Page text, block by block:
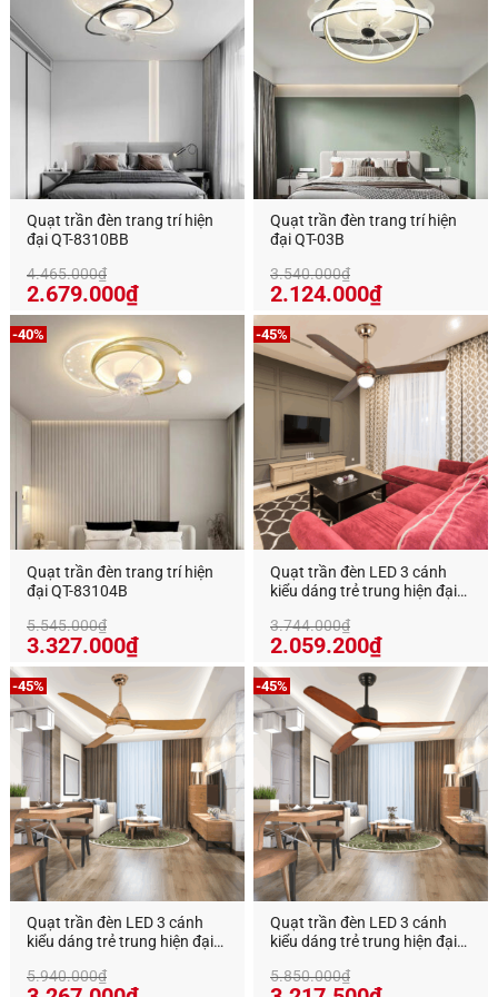
Quạt trần đèn trang trí hiện
đại QT-8310BB
4.465.000₫
2.679.000₫
Quạt trần đèn trang trí hiện
đại QT-03B
3.540.000₫
Giá
gốc
là:
3.540.000₫.
2.124.000₫Giá
hiện
là:
-40%
Quạt trần đèn trang trí hiện
đại QT-83104B
5.545.000₫
3.327.000₫
-45%
Quạt trần đèn LED 3 cánh
kiểu dáng trẻ trung hiện đại
3.744.000₫
Giá
gốc
là:
3.744.000₫.
2.059.200₫Giá
hiện
tại
là:
-45%
Quạt trần đèn LED 3 cánh
kiểu dáng trẻ trung hiện đại
5.940.000₫
-45%
Quạt trần đèn LED 3 cánh
kiểu dáng trẻ trung hiện đại
5.850.000₫